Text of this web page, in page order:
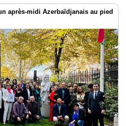
après-midi Azerbaïdjanais au pied